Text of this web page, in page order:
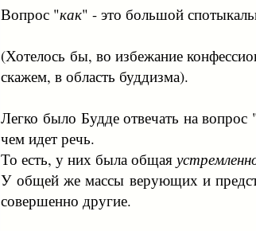
Вопрос "как" - это большой
(Хотелось бы, во избежание
скажем, в область буддизма).
Легко было Будде отвечать на
чем идет речь.
То есть, у них была общая
У общей же массы верующих и
совершенно другие.